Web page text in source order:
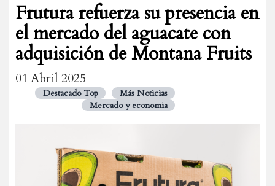
Frutura refuerza su presencia en
el mercado del aguacate con
adquisición de Montana Fruits
01 Abril 2025
Destacado Top
Más Noticias
Mercado y economia